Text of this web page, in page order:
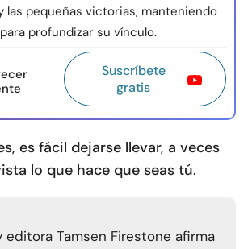
las pequeñas victorias, manteniendo
profundizar su vínculo.
Suscríbete
gratis
es fácil dejarse llevar, a veces
lo que hace que seas tú.
editora Tamsen Firestone afirma